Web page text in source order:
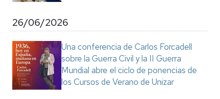
26/06/2026
Una conferencia de Carlos Forcadell
sobre la Guerra Civil y la II Guerra
Mundial abre el ciclo de ponencias de
los Cursos de Verano de Unizar